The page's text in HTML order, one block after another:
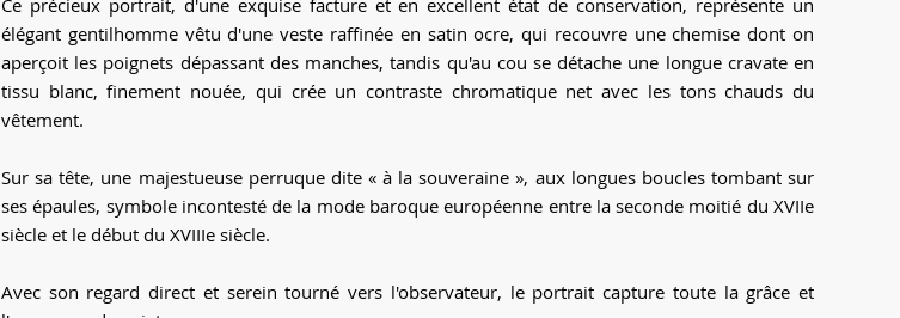
Ce précieux portrait, d'une exquise facture et en excellent état de conservation, représente un
élégant gentilhomme vêtu d'une veste raffinée en satin ocre, qui recouvre une chemise dont on
aperçoit les poignets dépassant des manches, tandis qu'au cou se détache une longue cravate en
tissu blanc, finement nouée, qui crée un contraste chromatique net avec les tons chauds du
vêtement.
Sur sa tête, une majestueuse perruque dite « à la souveraine », aux longues boucles tombant sur
ses épaules, symbole incontesté de la mode baroque européenne entre la seconde moitié du XVIIe
siècle et le début du XVIIIe siècle.
Avec son regard direct et serein tourné vers l'observateur, le portrait capture toute la grâce et